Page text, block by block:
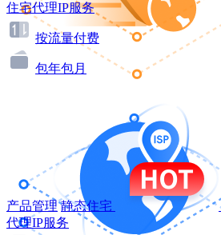
住宅代理IP服务
按流量付费
包年包月
产品管理 静态住宅
代理IP服务